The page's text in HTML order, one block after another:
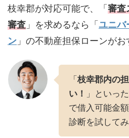
枝幸郡が対応可能で、「 審査
審査 」を求めるなら「 ユニバ
ン 」の不動産担保ローンがお
「 枝幸郡内の
い！
」といっ
で借入可能金
診断を試してみ